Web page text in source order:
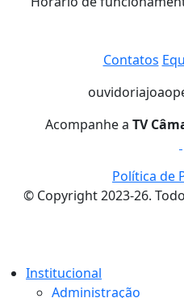
Contatos
ouvidoria
Acompanhe a TV
© Copyright 2023-26.
Política de
Institucional
Administração